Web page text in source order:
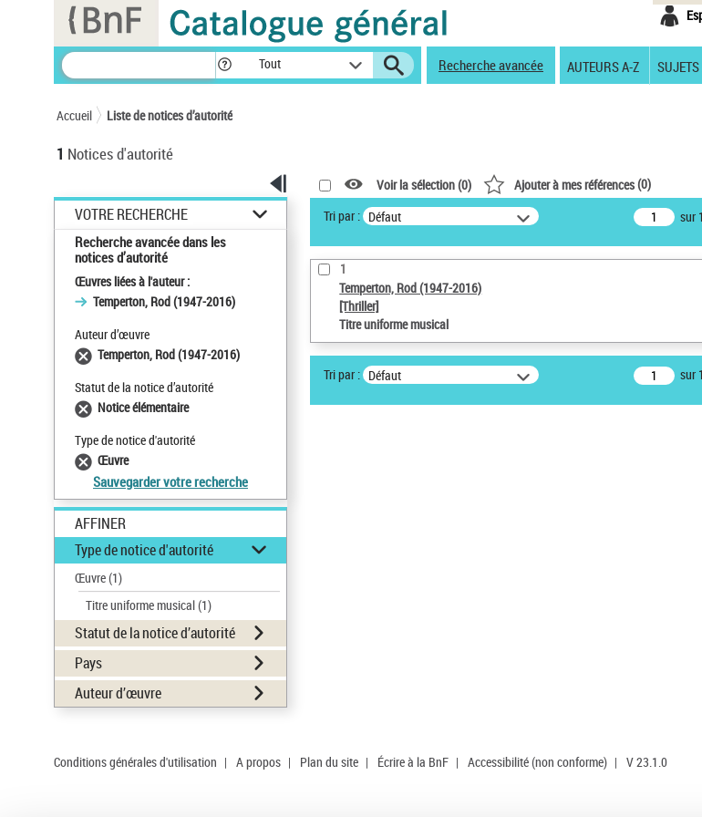
Tout Recherche avancée AUTEURS A-Z
Accueil Liste de notices d’autorité
1 Notices d'autorité
VOTRE RECHERCHE
Recherche avancée dans les
notices d’autorité
Œuvres liées à l'auteur :
Temperton, Rod (1947-2016)
Auteur d’œuvre
Temperton, Rod (1947-2016)
Statut de la notice d’autorité
Notice élémentaire
Type de notice d'autorité
Œuvre
Sauvegarder votre recherche
AFFINER
Type de notice d'autorité
Œuvre(1)
Titre uniforme musical(1)
Statut de la notice d’autorité
Pays
Auteur d’œuvre
Voir la sélection (0) Ajouter à mes références(0)
Tri par : Défaut sur 1
1
Temperton, Rod (1947-2016)
[Thriller]
Titre uniforme musical
Tri par : Défaut sur 1
Conditions générales d'utilisation | A propos | Plan du site | Écrire à la BnF | Accessibilité (non conforme) | V 23.1.0
Panneau de gestion des cookies